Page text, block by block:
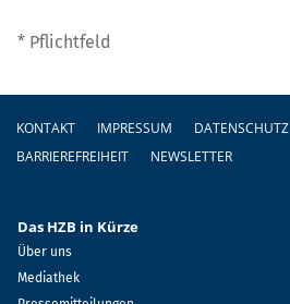
* Pflichtfeld
Fußzeile
KONTAKT IMPRESSUM DATENSCHUTZ
BARRIEREFREIHEIT
NEWSLETTER
Das HZB in Kürze
Über uns
Mediathek